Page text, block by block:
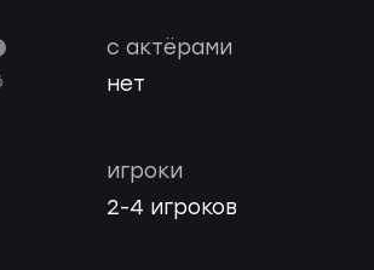
с актёрами
нет
игроки
2-4 игроков